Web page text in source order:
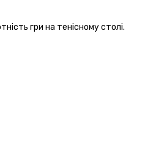
гри на тенісному столі.